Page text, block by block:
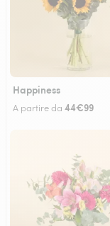
Happiness
A partire da 44€99